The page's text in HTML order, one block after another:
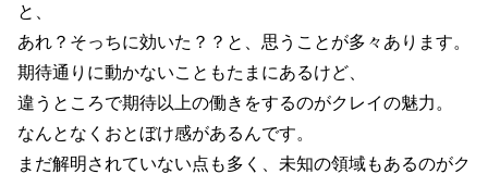
と、
あれ？そっちに効いた？？と、思うことが多々あります。
期待通りに動かないこともたまにあるけど、
違うところで期待以上の働きをするのがクレイの魅力。
なんとなくおとぼけ感があるんです。
まだ解明されていない点も多く、未知の領域もあるのがク